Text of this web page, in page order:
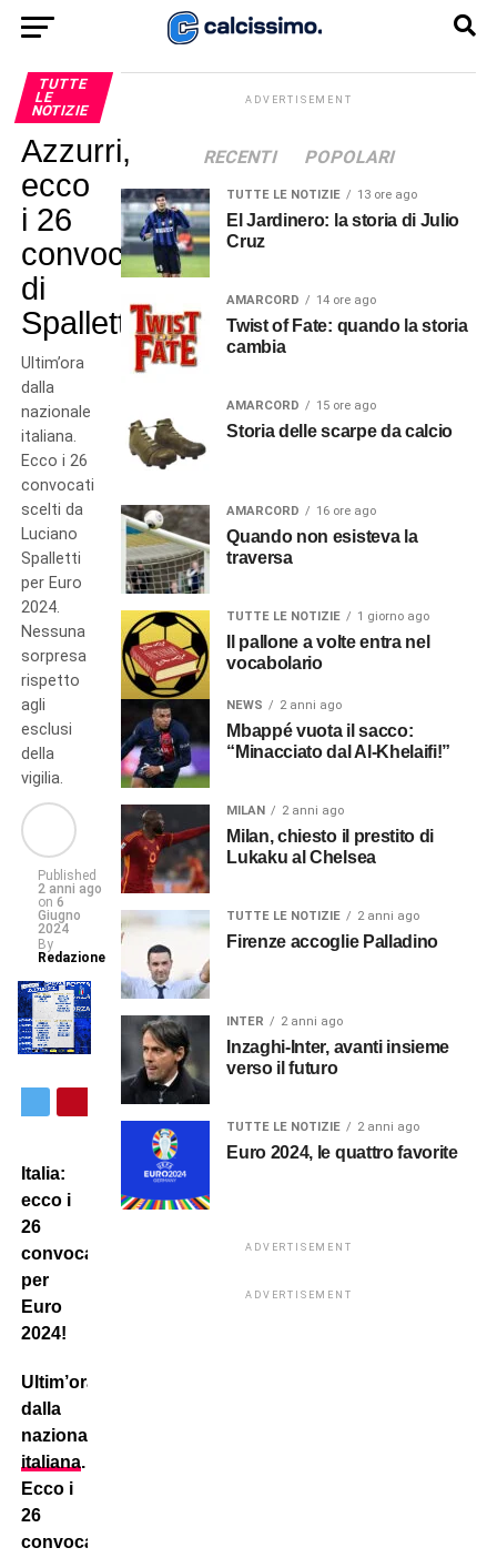
TUTTE
LE
NOTIZIE
Azzurri,
ecco
i 26
convocati
di
Spalletti
Ultim’ora
dalla
nazionale
italiana.
Ecco i 26
convocati
scelti da
Luciano
Spalletti
per Euro
2024.
Nessuna
sorpresa
rispetto
agli
esclusi
della
vigilia.
Published
2 anni ago
on 6
Giugno
2024
By
Redazione
Italia:
ecco i
26
convocati
per
Euro
2024!
Ultim’ora
dalla
nazionale
italiana.
Ecco i
26
convocati
ADVERTISEMENT
RECENTI POPOLARI
TUTTE LE NOTIZIE 13 ore ago
El Jardinero: la storia di Julio
Cruz
AMARCORD 14 ore ago
Twist of Fate: quando la storia
cambia
AMARCORD 15 ore ago
Storia delle scarpe da calcio
AMARCORD 16 ore ago
Quando non esisteva la
traversa
TUTTE LE NOTIZIE 1 giorno ago
Il pallone a volte entra nel
vocabolario
NEWS 2 anni ago
Mbappé vuota il sacco:
“Minacciato dal Al-Khelaifi!”
MILAN 2 anni ago
Milan, chiesto il prestito di
Lukaku al Chelsea
TUTTE LE NOTIZIE 2 anni ago
Firenze accoglie Palladino
INTER 2 anni ago
Inzaghi-Inter, avanti insieme
verso il futuro
TUTTE LE NOTIZIE 2 anni ago
Euro 2024, le quattro favorite
ADVERTISEMENT
ADVERTISEMENT